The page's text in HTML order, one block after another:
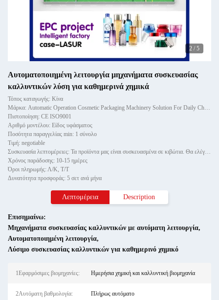
2 / 5
Αυτοματοποιημένη λειτουργία μηχανήματα συσκευασίας
καλλυντικών λύση για καθημερινά χημικά
Τόπος καταγωγής: Κίνα
Μάρκα: Automatic Operation Cosmetic Packaging Machinery Solution For Daily Chemical
Πιστοποίηση: CE ISO9001
Αριθμό μοντέλου: Είδος υφάσματος
Ποσότητα παραγγελίας min: 1 σύνολο
Τιμή: negotiable
Συσκευασία λεπτομέρειες: Τα προϊόντα μας είναι συσκευασμένα σε κιβώτια. Θα ελέγξουμε αν το μηχάνημα μπορεί να λειτουργήσει πρ
Χρόνος παράδοσης: 10-15 ημέρες
Όροι πληρωμής: Λ/Κ, Τ/Τ
Δυνατότητα προσφοράς: 5 σετ ανά μήνα
Λεπτομέρεια Description
Επισημαίνω:
Μηχανήματα συσκευασίας καλλυντικών με αυτόματη λειτουργία,
Αυτοματοποιημένη λειτουργία,
Λύσιμο συσκευασίας καλλυντικών για καθημερινό χημικό
1Εφαρμόσιμες βιομηχανίες: Ημερήσια χημική και καλλυντική βιομηχανία
2Αυτόματη βαθμολογία: Πλήρως αυτόματο